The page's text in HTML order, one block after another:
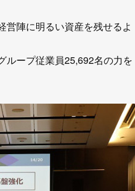
営陣に明るい資産を残せるよ
ループ従業員25,692名の力を